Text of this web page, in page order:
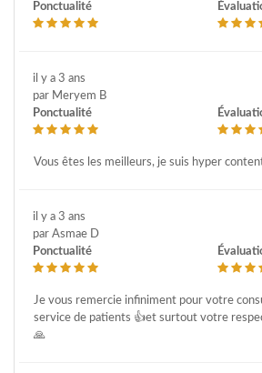
Ponctualité
il y a 3 ans
par Meryem B
Ponctualité
Vous êtes les meilleurs, je suis hyper
il y a 3 ans
par Asmae D
Ponctualité
Je vous remercie infiniment pour votre
service de patients 👍et surtout votre
🙏